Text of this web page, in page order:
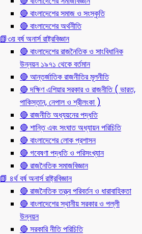
🔴 বাংলাদেশের সমাজ ও সংস্কৃতি
🔴 বাংলাদেশের অর্থনীতি
📗৩য় বর্ষ অনার্স রাষ্ট্রবিজ্ঞান
🔴 বাংলাদেশের রাজনৈতিক ও সাংবিধানিক
উন্নয়ন ১৯৭১ থেকে বর্তমান
🔴 আন্তর্জাতিক রাজনীতির মূলনীতি
🔴 দক্ষিণ এশিয়ার সরকার ও রাজনীতি ( ভারত,
পাকিস্তান, নেপাল ও শ্রীলংকা )
🔴 রাজনীতি অধ্যয়নের পদ্ধতি
🔴 শান্তি এবং সংঘাত অধ্যায়ন পরিচিতি
🔴 বাংলাদেশের লোক প্রশাসন
🔴 গবেষণা পদ্ধতি ও পরিসংখ্যান
🔴 রাজনৈতিক সমাজবিজ্ঞান
📗 ৪র্থ বর্ষ অনার্স রাষ্ট্রবিজ্ঞান
🔴 রাজনৈতিক তত্ত্ব পরিবর্তন ও ধারাবাহিকতা
🔴 বাংলাদেশের স্থানীয় সরকার ও পল্লী
উন্নয়ন
🔴 সরকারি নীতি পরিচিতি